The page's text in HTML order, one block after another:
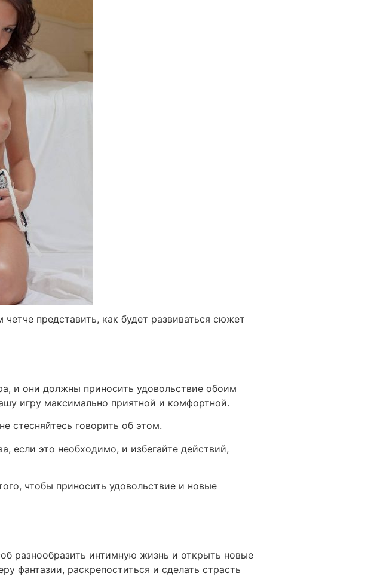
представить, как будет развиваться сюжет
и они должны приносить удовольствие обоим
игру максимально приятной и комфортной.
стесняйтесь говорить об этом.
если это необходимо, и избегайте действий,
чтобы приносить удовольствие и новые
разнообразить интимную жизнь и открыть новые
фантазии, раскрепоститься и сделать страсть